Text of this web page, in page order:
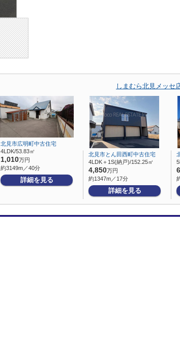
しまむら北見メッセ
北見市広明町中古住宅
4LDK/53.83㎡
1,010万円
約3149m／40分
詳細を見る
北見市とん田西町中古住宅
4LDK＋1S(納戸)/152.25㎡
4,850万円
約1347m／17分
詳細を見る